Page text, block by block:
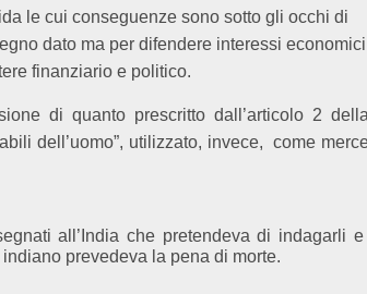
le cui conseguenze sono sotto gli occhi di
dato ma per difendere interessi economici
finanziario e politico.
di quanto prescritto dall’articolo 2
dell’uomo”, utilizzato, invece,
come
all’India che pretendeva di indagarli e
prevedeva la pena di morte.